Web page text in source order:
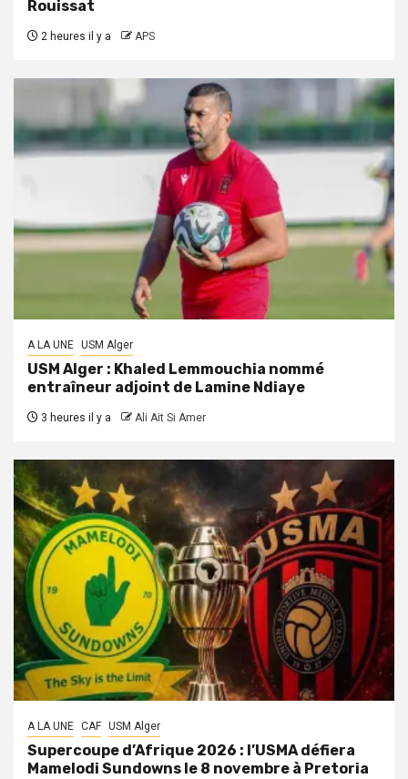
Rouissat
2 heures il y a APS
A LA UNE USM Alger
USM Alger : Khaled Lemmouchia nommé
entraîneur adjoint de Lamine Ndiaye
3 heures il y a Ali Ait Si Amer
A LA UNE CAF USM Alger
Supercoupe d’Afrique 2026 : l’USMA défiera
Mamelodi Sundowns le 8 novembre à Pretoria